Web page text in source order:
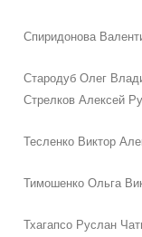
Спиридонова
Стародуб Олег
Стрелков Алексей
Тесленко Виктор
Тимошенко Ольга
Тхагапсо Руслан